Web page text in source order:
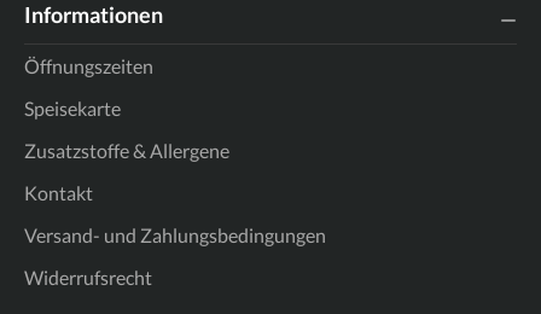
Informationen
Öffnungszeiten
Speisekarte
Zusatzstoffe & Allergene
Kontakt
Versand- und Zahlungsbedingungen
Widerrufsrecht